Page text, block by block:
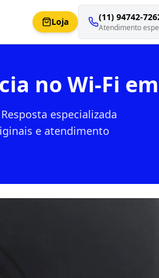
Loja (11) 94742-
Atendimento
no Wi-Fi
especializada
e atendimento